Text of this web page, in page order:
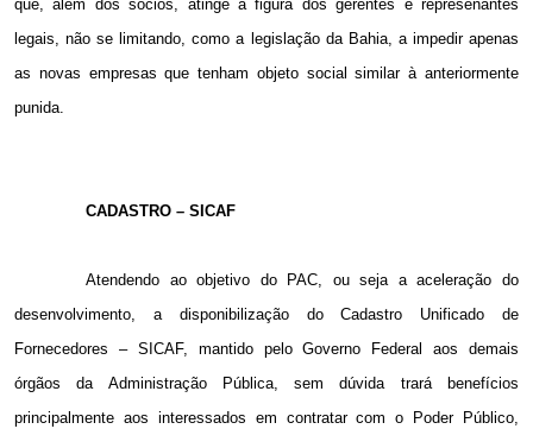
que, além dos sócios, atinge a figura dos gerentes e represenantes
legais, não se limitando, como a legislação da Bahia, a impedir apenas
as novas empresas que tenham objeto social similar à anteriormente
punida.
CADASTRO – SICAF
Atendendo ao objetivo do PAC, ou seja a aceleração do
desenvolvimento, a disponibilização do Cadastro Unificado de
Fornecedores – SICAF, mantido pelo Governo Federal aos demais
órgãos da Administração Pública, sem dúvida trará benefícios
principalmente aos interessados em contratar com o Poder Público,